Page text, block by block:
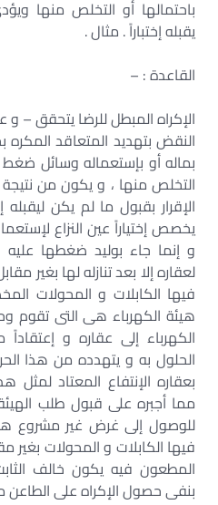
باحتمالها أو التخلص منها
يقبله إختباراً . مثال .
القاعدة : –
الإكراه المبطل للرضا يتحقق
النقض بتهديد المتعاقد
بماله أو بإستعماله وسائل ضغط
التخلص منها ، و يكون من
الإقرار بقبول ما لم يكن
يخصص إختياراً عين النزاع
و إنما جاء بوليد ضغطها عليه
لعقاره إلا بعد تنازله لها بغير
فيها الكابلات و المحولات
هيئة الكهرباء هى التى تقوم
الكهرباء إلى عقاره و
الحلول به و يتهدده من هذا
بعقاره الإنتفاع المعتاد لمثل
مما أجبره على قبول طلب
للوصول إلى غرض غير مشروع هو
فيها الكابلات و المحولات
المطعون فيه يكون خالف
بنفى حصول الإكراه على الطاعن